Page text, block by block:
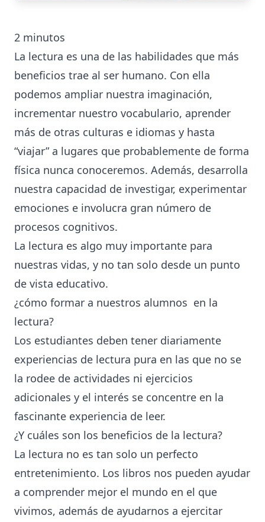
2 minutos
La lectura es una de las habilidades que más
beneficios trae al ser humano. Con ella
podemos ampliar nuestra imaginación,
incrementar nuestro vocabulario, aprender
más de otras culturas e idiomas y hasta
“viajar” a lugares que probablemente de forma
física nunca conoceremos. Además, desarrolla
nuestra capacidad de investigar, experimentar
emociones e involucra gran número de
procesos cognitivos.
La lectura es algo muy importante para
nuestras vidas, y no tan solo desde un punto
de vista educativo.
¿cómo formar a nuestros alumnos en la
lectura?
Los estudiantes deben tener diariamente
experiencias de lectura pura en las que no se
la rodee de actividades ni ejercicios
adicionales y el interés se concentre en la
fascinante experiencia de leer.
¿Y cuáles son los beneficios de la lectura?
La lectura no es tan solo un perfecto
entretenimiento. Los libros nos pueden ayudar
a comprender mejor el mundo en el que
vivimos, además de ayudarnos a ejercitar